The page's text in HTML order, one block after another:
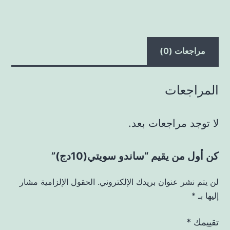
مراجعات (0)
المراجعات
لا توجد مراجعات بعد.
كن أول من يقيم “ساندو سويتي(10دج)”
لن يتم نشر عنوان بريدك الإلكتروني. الحقول الإلزامية مشار
إليها بـ *
تقييمك *